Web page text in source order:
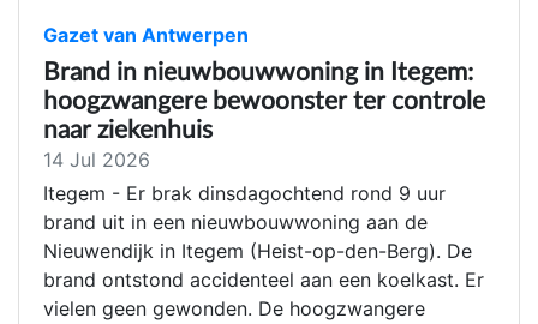
Gazet van Antwerpen
Brand in nieuwbouwwoning in Itegem:
hoogzwangere bewoonster ter controle
naar ziekenhuis
14 Jul 2026
Itegem - Er brak dinsdagochtend rond 9 uur
brand uit in een nieuwbouwwoning aan de
Nieuwendijk in Itegem (Heist-op-den-Berg). De
brand ontstond accidenteel aan een koelkast. Er
vielen geen gewonden. De hoogzwangere